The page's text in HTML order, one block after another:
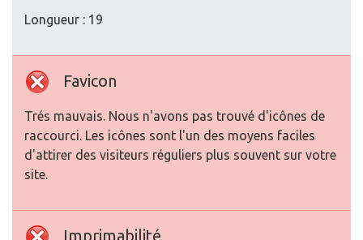
Longueur : 19
Favicon
Trés mauvais. Nous n'avons pas trouvé d'icônes de
raccourci. Les icônes sont l'un des moyens faciles
d'attirer des visiteurs réguliers plus souvent sur votre
site.
Imprimabilité